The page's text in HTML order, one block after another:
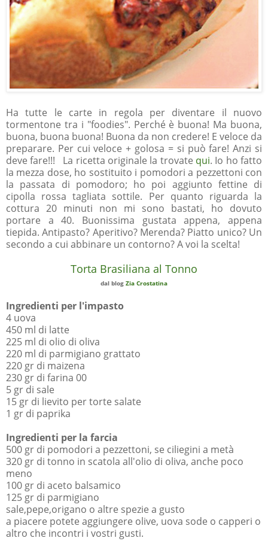
Ha tutte le carte in regola per diventare il nuovo
tormentone tra i "foodies". Perché è buona! Ma buona,
buona, buona buona! Buona da non credere! E veloce da
preparare. Per cui veloce + golosa = si può fare! Anzi si
deve fare!!!
La ricetta originale la trovate qui. Io ho fatto
la mezza dose, ho sostituito i pomodori a pezzettoni con
la passata di pomodoro; ho poi aggiunto fettine di
cipolla rossa tagliata sottile. Per quanto riguarda la
cottura 20 minuti non mi sono bastati, ho dovuto
portare a 40. Buonissima gustata appena, appena
tiepida. Antipasto? Aperitivo? Merenda? Piatto unico? Un
secondo a cui abbinare un contorno? A voi la scelta!
Torta Brasiliana al Tonno
dal blog Zia Crostatina
Ingredienti per l'impasto
4 uova
450 ml di latte
225 ml di olio di oliva
220 ml di parmigiano grattato
220 gr di maizena
230 gr di farina 00
5 gr di sale
15 gr di lievito per torte salate
1 gr di paprika
Ingredienti per la farcia
500 gr di pomodori a pezzettoni, se ciliegini a metà
320 gr di tonno in scatola all'olio di oliva, anche poco
meno
100 gr di aceto balsamico
125 gr di parmigiano
sale,pepe,origano o altre spezie a gusto
a piacere potete aggiungere olive, uova sode o capperi o
altro che incontri i vostri gusti.